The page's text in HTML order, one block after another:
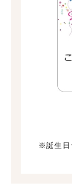
※誕生日